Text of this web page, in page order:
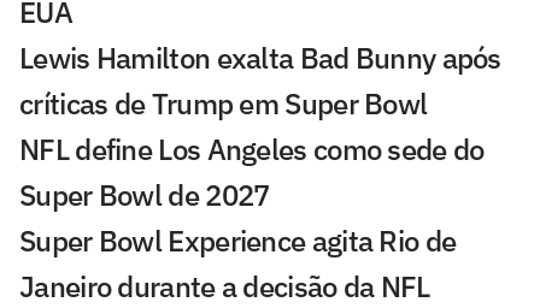
EUA
Lewis Hamilton exalta Bad Bunny após
críticas de Trump em Super Bowl
NFL define Los Angeles como sede do
Super Bowl de 2027
Super Bowl Experience agita Rio de
Janeiro durante a decisão da NFL